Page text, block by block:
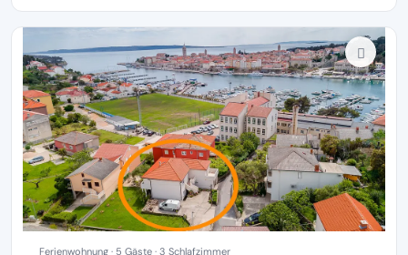
Ferienwohnung · 5 Gäste · 3 Schlafzimmer